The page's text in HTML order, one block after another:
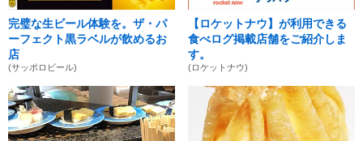
完璧な生ビール体験を。ザ・パ
ーフェクト黒ラベルが飲めるお
店
(サッポロビール)
【ロケットナウ】が利用できる
食べログ掲載店舗をご紹介しま
す。
(ロケットナウ)